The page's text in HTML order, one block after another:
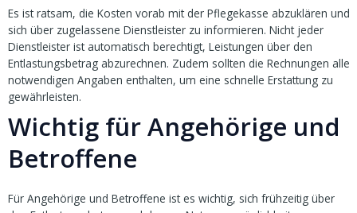
Es ist ratsam, die Kosten vorab mit der Pflegekasse abzuklären und
sich über zugelassene Dienstleister zu informieren. Nicht jeder
Dienstleister ist automatisch berechtigt, Leistungen über den
Entlastungsbetrag abzurechnen. Zudem sollten die Rechnungen alle
notwendigen Angaben enthalten, um eine schnelle Erstattung zu
gewährleisten.
Wichtig für Angehörige und
Betroffene
Für Angehörige und Betroffene ist es wichtig, sich frühzeitig über